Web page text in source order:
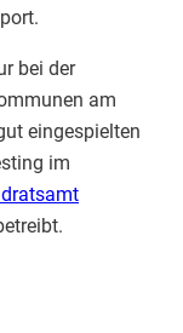
bei der
am
eingespielten
im